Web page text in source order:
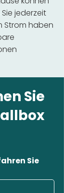
jederzeit
Strom haben
Sie
Sie